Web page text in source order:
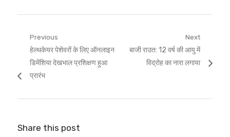
Post
navigation
Previous
Previous
post:
हेल्थकेयर पेशेवरों के लिए ऑनलाइन
डिमेंशिया देखभाल प्रशिक्षण हुआ
प्रारंभ
Next
Next
बाजी राउत: 12 वर्ष की आयु में
विद्रोह का नारा लगाया
Share this post